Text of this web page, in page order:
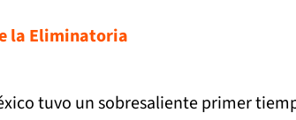
la Eliminatoria
tuvo un sobresaliente primer